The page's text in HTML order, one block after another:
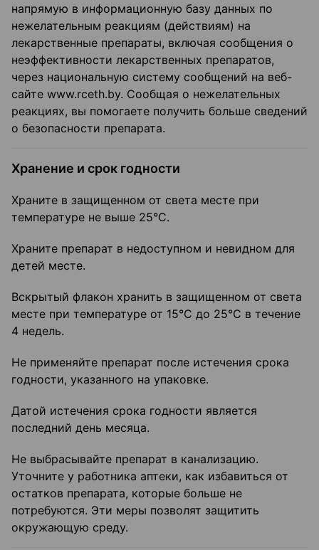
напрямую в информационную базу данных по
нежелательным реакциям (действиям) на
лекарственные препараты, включая сообщения о
неэффективности лекарственных препаратов,
через национальную систему сообщений на веб-
сайте www.rceth.by. Сообщая о нежелательных
реакциях, вы помогаете получить больше сведений
о безопасности препарата.
Хранение и срок годности
Храните в защищенном от света месте при
температуре не выше 25°С.
Храните препарат в недоступном и невидном для
детей месте.
Вскрытый флакон хранить в защищенном от света
месте при температуре от 15°С до 25°С в течение
4 недель.
Не применяйте препарат после истечения срока
годности, указанного на упаковке.
Датой истечения срока годности является
последний день месяца.
Не выбрасывайте препарат в канализацию.
Уточните у работника аптеки, как избавиться от
остатков препарата, которые больше не
потребуются. Эти меры позволят защитить
окружающую среду.